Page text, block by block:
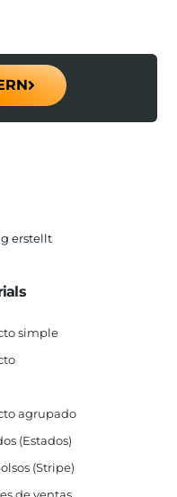
erstellt
simple
agrupado
(Estados)
(Stripe)
de ventas